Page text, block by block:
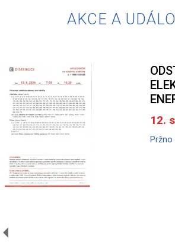
AKCE A
12.
Pržno